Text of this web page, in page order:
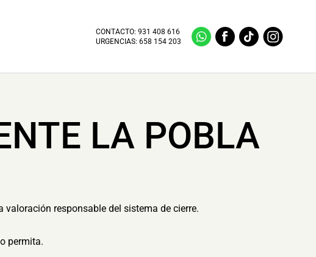
CONTACTO:931 408 616
URGENCIAS:658 154 203
LA POBLA
responsable del sistema de cierre.
permita.